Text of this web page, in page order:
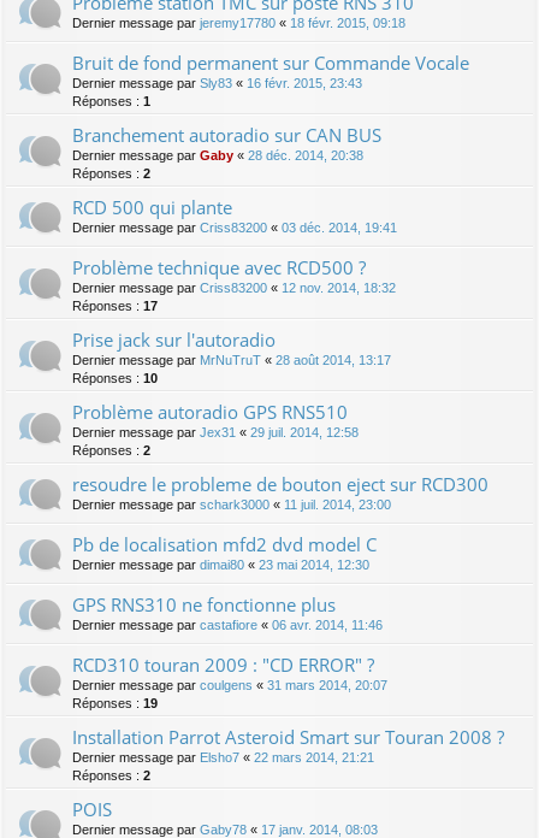
Dernier message par jeremy17780 « 18 févr. 2015, 09:18
Bruit de fond permanent sur Commande Vocale
Dernier message par Sly83 « 16 févr. 2015, 23:43
Réponses : 1
Branchement autoradio sur CAN BUS
Dernier message par Gaby « 28 déc. 2014, 20:38
Réponses : 2
RCD 500 qui plante
Dernier message par Criss83200 « 03 déc. 2014, 19:41
Problème technique avec RCD500 ?
Dernier message par Criss83200 « 12 nov. 2014, 18:32
Réponses : 17
Prise jack sur l'autoradio
Dernier message par MrNuTruT « 28 août 2014, 13:17
Réponses : 10
Problème autoradio GPS RNS510
Dernier message par Jex31 « 29 juil. 2014, 12:58
Réponses : 2
resoudre le probleme de bouton eject sur RCD300
Dernier message par schark3000 « 11 juil. 2014, 23:00
Pb de localisation mfd2 dvd model C
Dernier message par dimai80 « 23 mai 2014, 12:30
GPS RNS310 ne fonctionne plus
Dernier message par castafiore « 06 avr. 2014, 11:46
RCD310 touran 2009 : "CD ERROR" ?
Dernier message par coulgens « 31 mars 2014, 20:07
Réponses : 19
Installation Parrot Asteroid Smart sur Touran 2008 ?
Dernier message par Elsho7 « 22 mars 2014, 21:21
Réponses : 2
POIS
Dernier message par Gaby78 « 17 janv. 2014, 08:03